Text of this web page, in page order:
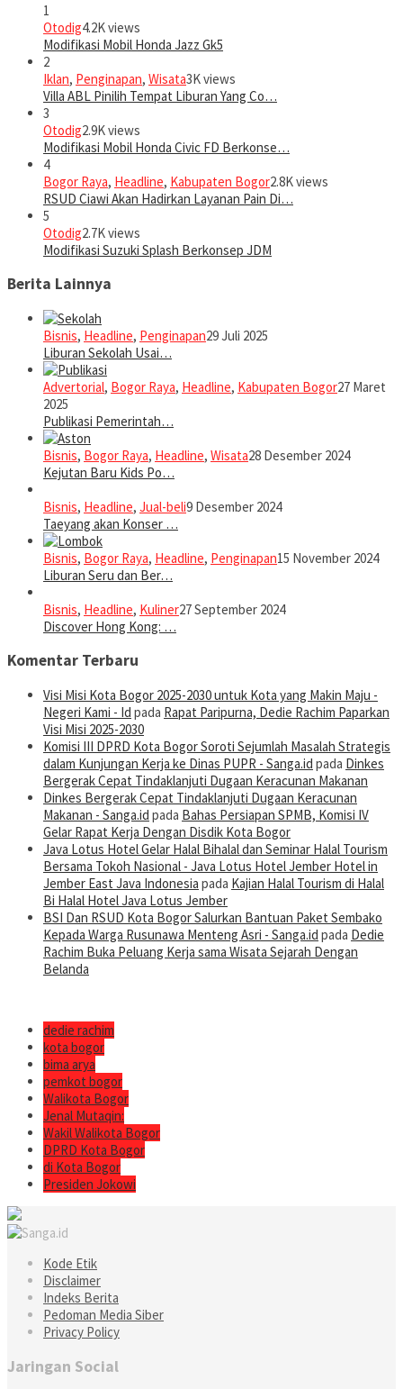
1
Otodig4.2K views
Modifikasi Mobil Honda Jazz Gk5
2
Iklan, Penginapan, Wisata3K views
Villa ABL Pinilih Tempat Liburan Yang Co…
3
Otodig2.9K views
Modifikasi Mobil Honda Civic FD Berkonse…
4
Bogor Raya, Headline, Kabupaten Bogor2.8K views
RSUD Ciawi Akan Hadirkan Layanan Pain Di…
5
Otodig2.7K views
Modifikasi Suzuki Splash Berkonsep JDM
Berita Lainnya
Bisnis, Headline, Penginapan29 Juli 2025
Liburan Sekolah Usai…
Advertorial, Bogor Raya, Headline, Kabupaten Bogor27 Maret
2025
Publikasi Pemerintah…
Bisnis, Bogor Raya, Headline, Wisata28 Desember 2024
Kejutan Baru Kids Po…
Bisnis, Headline, Jual-beli9 Desember 2024
Taeyang akan Konser …
Bisnis, Bogor Raya, Headline, Penginapan15 November 2024
Liburan Seru dan Ber…
Bisnis, Headline, Kuliner27 September 2024
Discover Hong Kong: …
Komentar Terbaru
Visi Misi Kota Bogor 2025-2030 untuk Kota yang Makin Maju -
Negeri Kami - Id pada Rapat Paripurna, Dedie Rachim Paparkan
Visi Misi 2025-2030
Komisi III DPRD Kota Bogor Soroti Sejumlah Masalah Strategis
dalam Kunjungan Kerja ke Dinas PUPR - Sanga.id pada Dinkes
Bergerak Cepat Tindaklanjuti Dugaan Keracunan Makanan
Dinkes Bergerak Cepat Tindaklanjuti Dugaan Keracunan
Makanan - Sanga.id pada Bahas Persiapan SPMB, Komisi IV
Gelar Rapat Kerja Dengan Disdik Kota Bogor
Java Lotus Hotel Gelar Halal Bihalal dan Seminar Halal Tourism
Bersama Tokoh Nasional - Java Lotus Hotel Jember Hotel in
Jember East Java Indonesia pada Kajian Halal Tourism di Halal
Bi Halal Hotel Java Lotus Jember
BSI Dan RSUD Kota Bogor Salurkan Bantuan Paket Sembako
Kepada Warga Rusunawa Menteng Asri - Sanga.id pada Dedie
Rachim Buka Peluang Kerja sama Wisata Sejarah Dengan
Belanda
dedie rachim
kota bogor
bima arya
pemkot bogor
Walikota Bogor
Jenal Mutaqin:
Wakil Walikota Bogor
DPRD Kota Bogor
di Kota Bogor
Presiden Jokowi
Kode Etik
Disclaimer
Indeks Berita
Pedoman Media Siber
Privacy Policy
Jaringan Social